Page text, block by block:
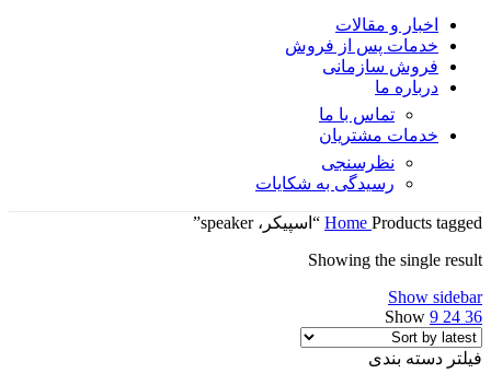
اخبار و مقالات
خدمات پس از فروش
فروش سازمانی
درباره ما
تماس با ما
خدمات مشتریان
نظرسنجی
رسیدگی به شکایات
Home Products tagged “اسپیکر، speaker”
Showing the single result
Show sidebar
Show 9 24 36
فیلتر دسته بندی